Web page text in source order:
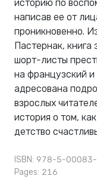
историю по
написав ее от
проникновенно.
Пастернак, книга
шорт-листы
на французский
адресована
взрослых
история о том,
детство
ISBN: 978-5-
Pages: 216